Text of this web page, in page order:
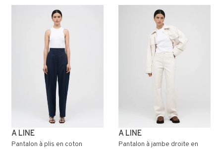
A LINE
Pantalon à plis en coton
A LINE
Pantalon à jambe droite en